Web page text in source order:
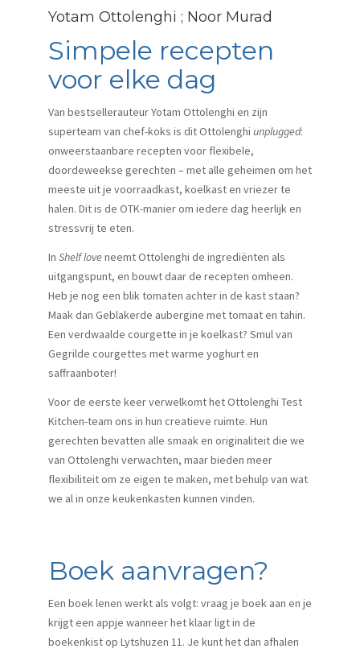
Yotam Ottolenghi ; Noor Murad
Simpele recepten
voor elke dag
Van bestsellerauteur Yotam Ottolenghi en zijn
superteam van chef-koks is dit Ottolenghi unplugged:
onweerstaanbare recepten voor flexibele,
doordeweekse gerechten – met alle geheimen om het
meeste uit je voorraadkast, koelkast en vriezer te
halen. Dit is de OTK-manier om iedere dag heerlijk en
stressvrij te eten.
In Shelf loveneemt Ottolenghi de ingrediënten als
uitgangspunt, en bouwt daar de recepten omheen.
Heb je nog een blik tomaten achter in de kast staan?
Maak dan Geblakerde aubergine met tomaat en tahin.
Een verdwaalde courgette in je koelkast? Smul van
Gegrilde courgettes met warme yoghurt en
saffraanboter!
Voor de eerste keer verwelkomt het Ottolenghi Test
Kitchen-team ons in hun creatieve ruimte. Hun
gerechten bevatten alle smaak en originaliteit die we
van Ottolenghi verwachten, maar bieden meer
flexibiliteit om ze eigen te maken, met behulp van wat
we al in onze keukenkasten kunnen vinden.
Boek aanvragen?
Een boek lenen werkt als volgt: vraag je boek aan en je
krijgt een appje wanneer het klaar ligt in de
boekenkist op Lytshuzen 11. Je kunt het dan afhalen